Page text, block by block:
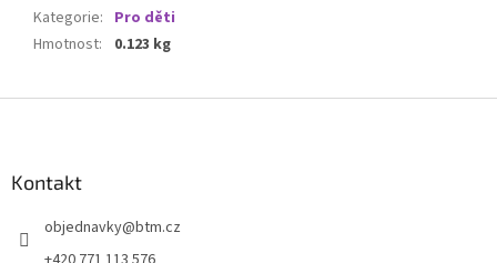
Kategorie: Pro děti
Hmotnost: 0.123 kg
Kontakt
objednavky@btm.cz